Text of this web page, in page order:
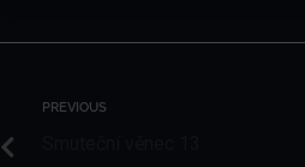
PREVIOUS